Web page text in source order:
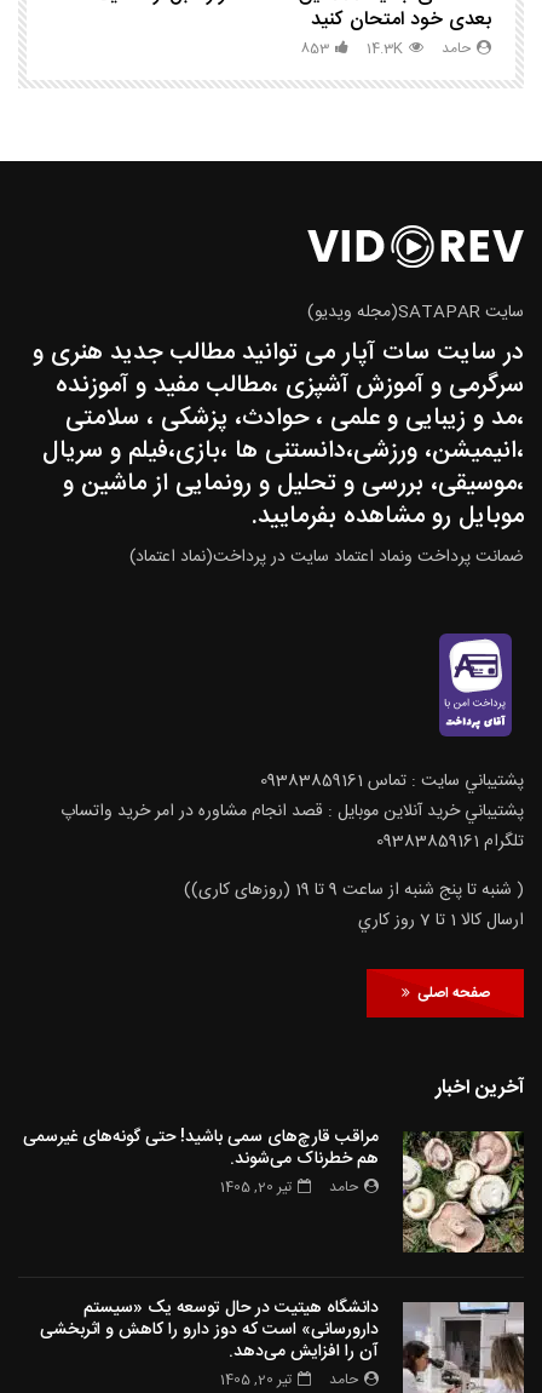
بعدی خود امتحان کنید
حامد 14.3K
853
سایت SATAPAR(مجله ویدیو)
در سایت سات آپار می توانید مطالب جدید هنری و
سرگرمی و آموزش آشپزی ،مطالب مفید و آموزنده
،مد و زیبایی و علمی ، حوادث، پزشکی ، سلامتی
،انیمیشن، ورزشی،دانستنی ها ،بازی،فیلم و سریال
،موسیقی، بررسی و تحلیل و رونمایی از ماشین و
موبایل رو مشاهده بفرمایید.
ضمانت پرداخت ونماد اعتماد سایت در پرداخت(نماد اعتماد)
پشتيباني سايت : تماس 09383859161
پشتيباني خريد آنلاين موبايل : قصد انجام مشاوره در امر خرید واتساپ
تلگرام 09383859161
( شنبه تا پنج شنبه از ساعت 9 تا 19 (روزهای کاری))
ارسال كالا 1 تا 7 روز كاري
صفحه اصلی
آخرین اخبار
مراقب قارچ‌های سمی باشید! حتی گونه‌های غیرسمی
هم خطرناک می‌شوند.
حامد تیر 20, 1405
دانشگاه هیتیت در حال توسعه یک «سیستم
دارورسانی» است که دوز دارو را کاهش و اثربخشی
آن را افزایش می‌دهد.
حامد تیر 20, 1405